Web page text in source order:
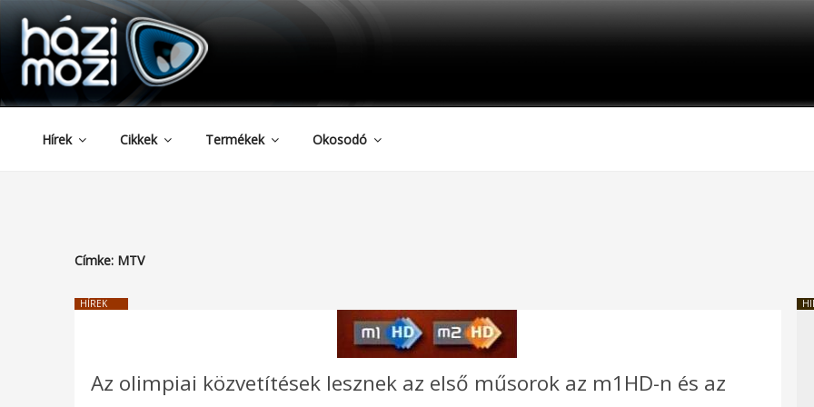
Tartalomhoz
HAZIMOZI
Hírek Cikkek Termékek Okosodó
Címke: MTV
HÍREK
Az olimpiai közvetítések lesznek az első műsorok az m1HD-n és az